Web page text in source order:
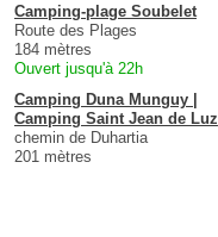
Camping-plage Soubelet
Route des Plages
184 mètres
Ouvert jusqu'à 22h
Camping Duna Munguy |
Camping Saint Jean de Luz
chemin de Duhartia
201 mètres